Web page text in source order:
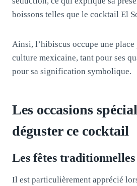
boissons telles que le cocktail El
Ainsi, l’hibiscus occupe une
culture mexicaine, tant pour ses
pour sa signification symbolique.
Les occasions
déguster ce cocktail
Les fêtes traditionnelles
Il est particulièrement apprécié